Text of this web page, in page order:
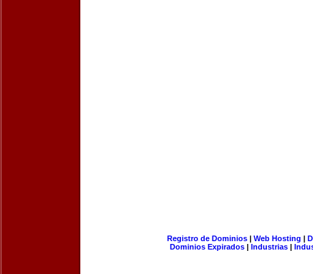
Registro de Dominios| Web Hosting |
Dominios Expirados | Industrias |